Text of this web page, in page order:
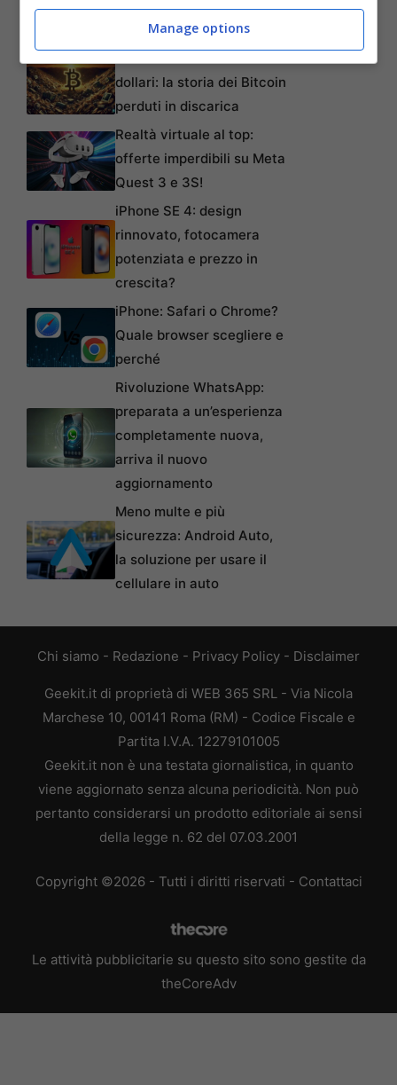
Articoli recenti
dollari: la storia dei Bitcoin
perduti in discarica
Realtà virtuale al top:
offerte imperdibili su Meta
Quest 3 e 3S!
iPhone SE 4: design
rinnovato, fotocamera
potenziata e prezzo in
crescita?
iPhone: Safari o Chrome?
Quale browser scegliere e
perché
Rivoluzione WhatsApp:
preparata a un’esperienza
completamente nuova,
arriva il nuovo
aggiornamento
Meno multe e più
sicurezza: Android Auto,
la soluzione per usare il
cellulare in auto
Chi siamo - Redazione - Privacy Policy - Disclaimer
Geekit.it di proprietà di WEB 365 SRL - Via Nicola
Marchese 10, 00141 Roma (RM) - Codice Fiscale e
Partita I.V.A. 12279101005
Geekit.it non è una testata giornalistica, in quanto
viene aggiornato senza alcuna periodicità. Non può
pertanto considerarsi un prodotto editoriale ai sensi
della legge n. 62 del 07.03.2001
Copyright ©2026 - Tutti i diritti riservati - Contattaci
Le attività pubblicitarie su questo sito sono gestite da
theCoreAdv
Manage options